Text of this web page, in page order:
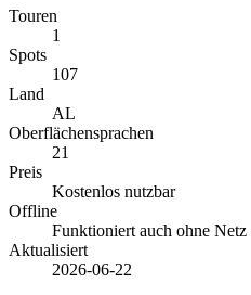
Touren
1
Spots
107
Land
AL
Oberflächensprachen
21
Preis
Kostenlos nutzbar
Offline
Funktioniert auch ohne Netz
Aktualisiert
2026-06-22